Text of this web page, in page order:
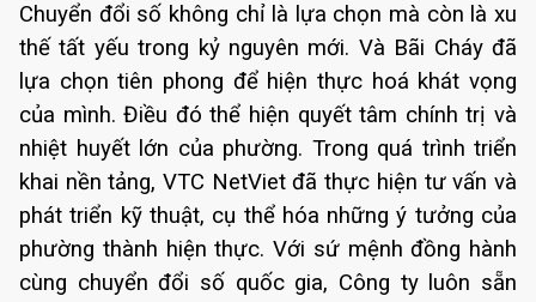
Chuyển đổi số không chỉ là lựa chọn mà còn là xu
thế tất yếu trong kỷ nguyên mới. Và Bãi Cháy đã
lựa chọn tiên phong để hiện thực hoá khát vọng
của mình. Điều đó thể hiện quyết tâm chính trị và
nhiệt huyết lớn của phường. Trong quá trình triển
khai nền tảng, VTC NetViet đã thực hiện tư vấn và
phát triển kỹ thuật, cụ thể hóa những ý tưởng của
phường thành hiện thực. Với sứ mệnh đồng hành
cùng chuyển đổi số quốc gia, Công ty luôn sẵn